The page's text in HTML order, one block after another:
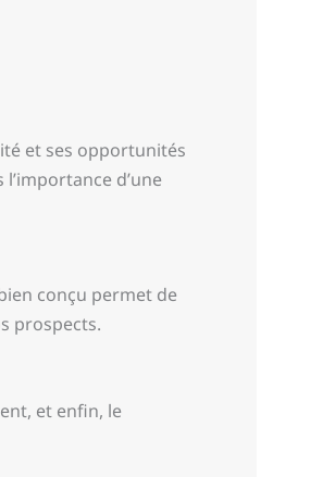
et ses opportunités
d’une
conçu permet de
prospects.
et enfin, le